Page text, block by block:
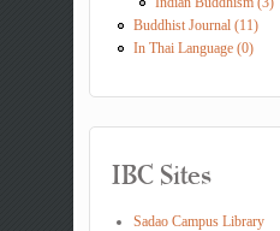
Buddhist Journal (11)
In Thai Language (0)
IBC Sites
Sadao Campus Library